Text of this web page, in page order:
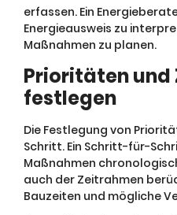
erfassen. Ein
Energieausweis zu
Maßnahmen zu planen.
Prioritäten und
festlegen
Die Festlegung von
Schritt. Ein Schritt-für-
Maßnahmen
auch der Zeitrahmen
Bauzeiten und mögliche